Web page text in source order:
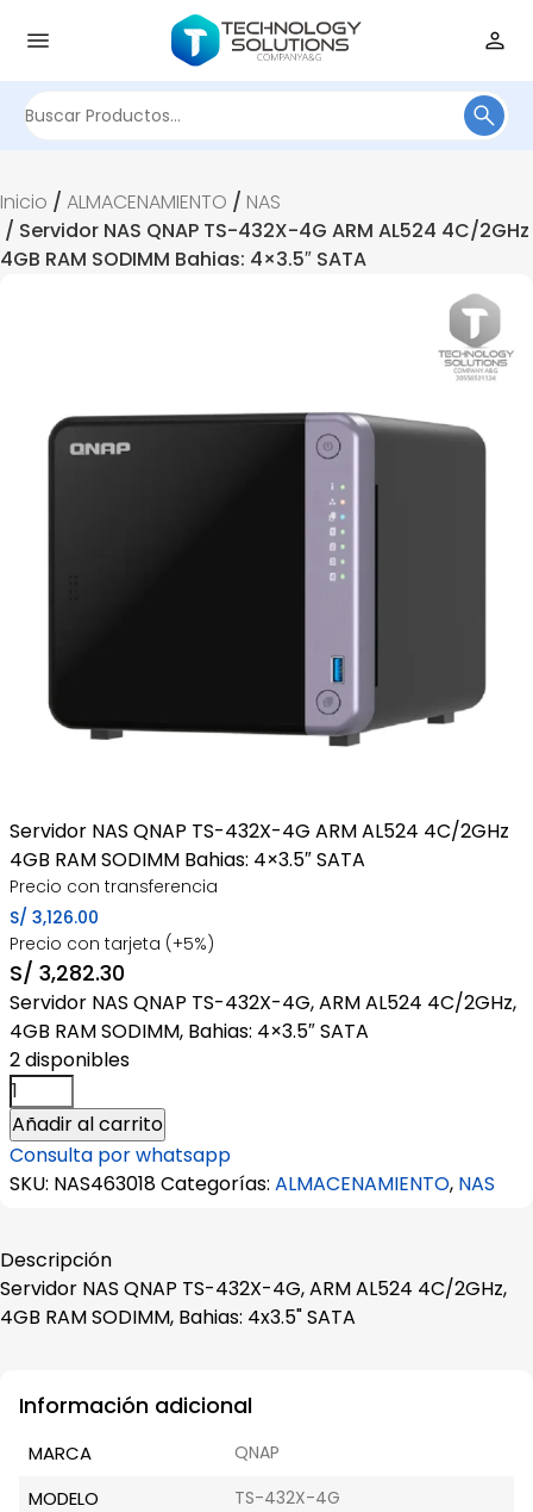
Inicio / ALMACENAMIENTO / NAS
/ Servidor NAS QNAP TS-432X-4G ARM AL524 4C/2GHz
4GB RAM SODIMM Bahias: 4×3.5″ SATA
Servidor NAS QNAP TS-432X-4G ARM AL524 4C/2GHz
4GB RAM SODIMM Bahias: 4×3.5″ SATA
Precio con transferencia
S/ 3,126.00
Precio con tarjeta (+5%)
S/ 3,282.30
Servidor NAS QNAP TS-432X-4G, ARM AL524 4C/2GHz,
4GB RAM SODIMM, Bahias: 4×3.5″ SATA
2 disponibles
Servidor
NAS
QNAP
TS-
ARM
AL524
4C/2GHz
SODIMM
4x3.5"
SATA
Añadir al carrito
Consulta por whatsapp
SKU: NAS463018Categorías: ALMACENAMIENTO, NAS
Descripción
Servidor NAS QNAP TS-432X-4G, ARM AL524 4C/2GHz,
4GB RAM SODIMM, Bahias: 4x3.5" SATA
Información adicional
MARCA QNAP
MODELO TS-432X-4G